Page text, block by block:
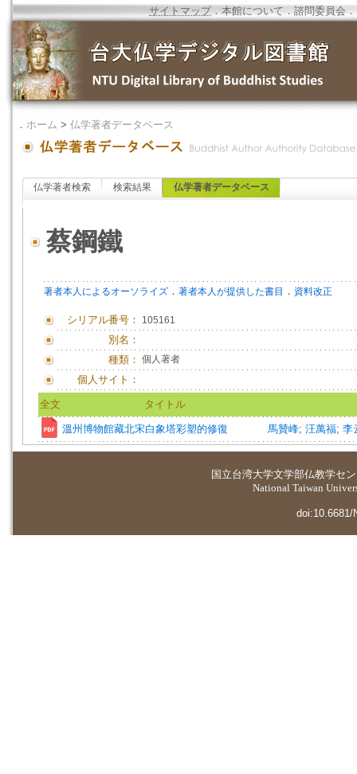
サイトマップ．本館について ．諮問委員会 ．
． ホーム > 仏学著者データベース
仏学著者検索 検索結果 仏学著者データベース
蔡鋼鐵
著者本人によるオーソライズ ． 著者本人が提供した書目 ． 資料改正
シリアル番号： 105161
別名：
種類： 個人著者
個人サイト：
全文 タイトル
溫州博物館藏北宋白象塔彩塑的修復 馬贊峰; 汪萬福; 李
国立台湾大学文学部仏教学セ
National Taiwan
doi:10.6681/